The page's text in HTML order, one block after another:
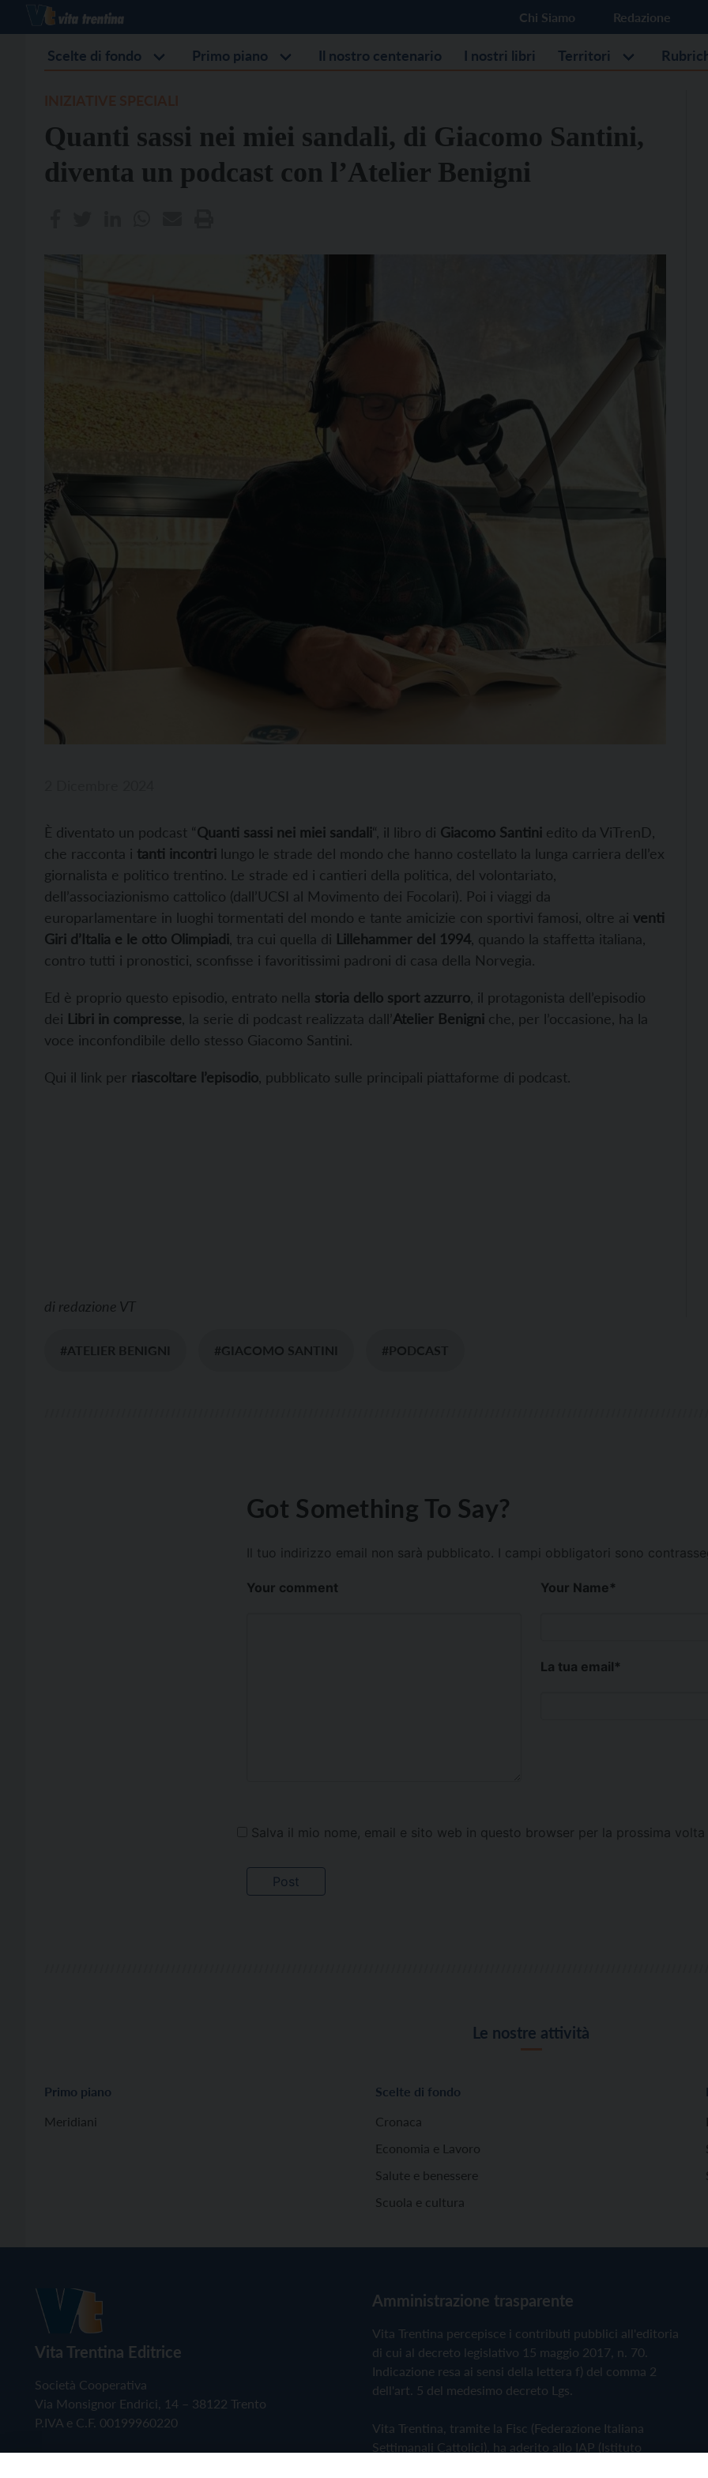
Chi Siamo Redazione
Scelte di fondo Primo piano Il nostro centenario I nostri libri Territori
Quanti sassi nei miei sandali, di Giacomo Santini,
diventa un podcast con l’Atelier Benigni
È diventato un podcast “Quanti sassi nei miei sandali“, il libro di Giacomo Santini edito da ViTrenD,
che racconta i tanti incontri lungo le strade del mondo che hanno costellato la lunga carriera dell’ex
giornalista e politico trentino. Le strade ed i cantieri della politica, del volontariato,
dell’associazionismo cattolico (dall’UCSI al Movimento dei Focolari). Poi i viaggi da
europarlamentare in luoghi tormentati del mondo e tante amicizie con sportivi famosi, oltre ai venti
Giri d’Italia e le otto Olimpiadi , tra cui quella di Lillehammer del 1994 , quando la staffetta italiana,
contro tutti i pronostici, sconfisse i favoritissimi padroni di casa della Norvegia.
Ed è proprio questo episodio, entrato nella storia dello sport azzurro , il protagonista dell’episodio
dei Libri in compresse , la serie di podcast realizzata dall’Atelier Benigni che, per l’occasione, ha la
voce inconfondibile dello stesso Giacomo Santini.
Qui il link per riascoltare l’episodio , pubblicato sulle principali piattaforme di podcast.
di redazione VT
#ATELIER BENIGNI #GIACOMO SANTINI #PODCAST
Got Something To Say?
Il tuo indirizzo email non sarà pubblicato. I campi obbligatori sono
Your comment Your Name*
La tua email*
Salva il mio nome, email e sito web in questo browser per la prossima volta
Le nostre attività
Primo piano
Meridiani
Scelte di fondo
Cronaca
Economia e Lavoro
Salute e benessere
Scuola e cultura
Vita Trentina Editrice
Società Cooperativa
Via Monsignor Endrici, 14 – 38122 Trento
P.IVA e C.F. 00199960220
Amministrazione trasparente
Vita Trentina percepisce i contributi pubblici all'editoria
di cui al decreto legislativo 15 maggio 2017, n. 70.
Indicazione resa ai sensi della lettera f) del comma 2
dell'art. 5 del medesimo decreto Lgs.
Vita Trentina, tramite la Fisc (Federazione Italiana
Settimanali Cattolici), ha aderito allo IAP (Istituto